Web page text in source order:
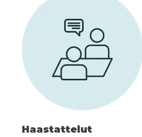
Haastattelut